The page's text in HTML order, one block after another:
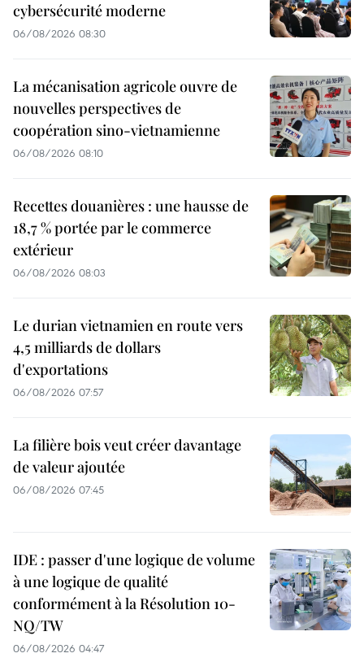
cybersécurité moderne
06/08/2026 08:30
La mécanisation agricole ouvre de
nouvelles perspectives de
coopération sino-vietnamienne
06/08/2026 08:10
Recettes douanières : une hausse de
18,7 % portée par le commerce
extérieur
06/08/2026 08:03
Le durian vietnamien en route vers
4,5 milliards de dollars
d'exportations
06/08/2026 07:57
La filière bois veut créer davantage
de valeur ajoutée
06/08/2026 07:45
IDE : passer d'une logique de volume
à une logique de qualité
conformément à la Résolution 10-
NQ/TW
06/08/2026 04:47